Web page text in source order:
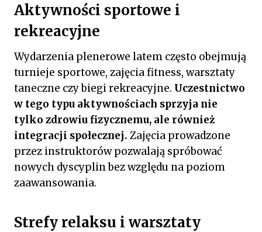
Aktywności sportowe i
rekreacyjne
Wydarzenia plenerowe latem często obejmują
turnieje sportowe, zajęcia fitness, warsztaty
taneczne czy biegi rekreacyjne. Uczestnictwo
w tego typu aktywnościach sprzyja nie
tylko zdrowiu fizycznemu, ale również
integracji społecznej. Zajęcia prowadzone
przez instruktorów pozwalają spróbować
nowych dyscyplin bez względu na poziom
zaawansowania.
Strefy relaksu i warsztaty